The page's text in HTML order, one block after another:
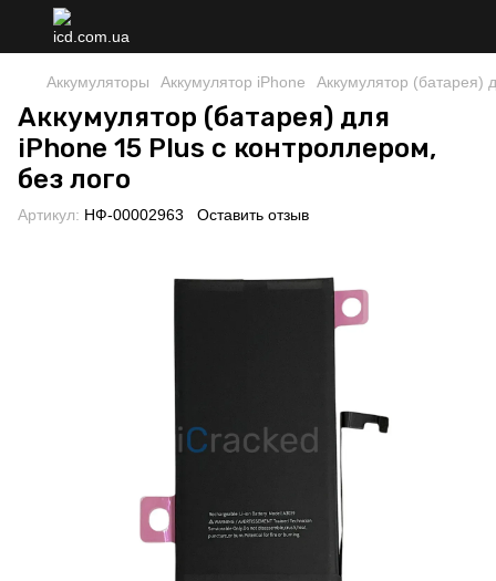
Аккумуляторы Аккумулятор iPhone Аккумулятор (батарея)
Аккумулятор (батарея) для
iPhone 15 Plus с контроллером,
без лого
Артикул: НФ-00002963 Оставить отзыв